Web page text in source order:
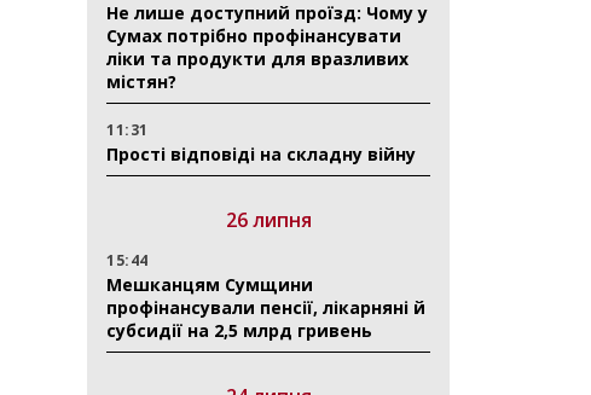
Не лише доступний проїзд: Чому у
Сумах потрібно профінансувати
ліки та продукти для вразливих
містян?
11:31
Прості відповіді на складну війну
26 липня
15:44
Мешканцям Сумщини
профінансували пенсії, лікарняні й
субсидії на 2,5 млрд гривень